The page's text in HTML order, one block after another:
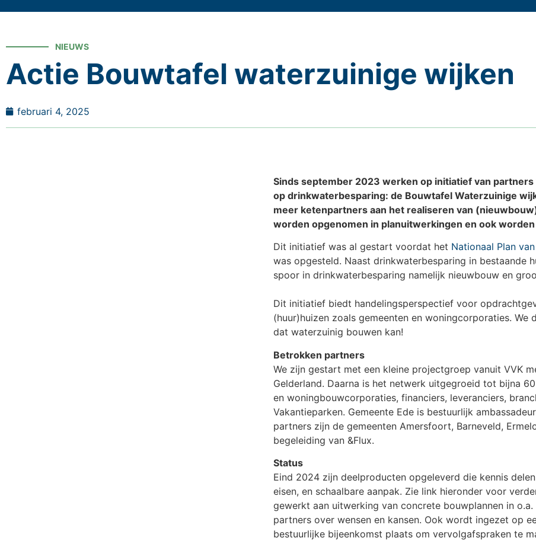
NIEUWS
Actie Bouwtafel waterzuinige wijken
februari 4, 2025
Sinds september 2023 werken op initiatief van
op drinkwaterbesparing: de Bouwtafel Waterzuinige
meer ketenpartners aan het realiseren van
worden opgenomen in planuitwerkingen en ook
Dit initiatief was al gestart voordat het Nationaal Plan
was opgesteld. Naast drinkwaterbesparing in bestaande
spoor in drinkwaterbesparing namelijk nieuwbouw en
Dit initiatief biedt handelingsperspectief voor
(huur)huizen zoals gemeenten en woningcorporaties. We
dat waterzuinig bouwen kan!
Betrokken partners
We zijn gestart met een kleine projectgroep vanuit VVK
Gelderland. Daarna is het netwerk uitgegroeid tot bijna
en woningbouwcorporaties, financiers, leveranciers,
Vakantieparken. Gemeente Ede is bestuurlijk
partners zijn de gemeenten Amersfoort, Barneveld,
begeleiding van &Flux.
Status
Eind 2024 zijn deelproducten opgeleverd die kennis
eisen, en schaalbare aanpak. Zie link hieronder voor
gewerkt aan uitwerking van concrete bouwplannen in
partners over wensen en kansen. Ook wordt ingezet op
bestuurlijke bijeenkomst plaats om vervolgafspraken te